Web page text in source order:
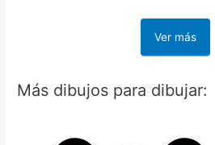
Ver más
Más dibujos para dibujar: